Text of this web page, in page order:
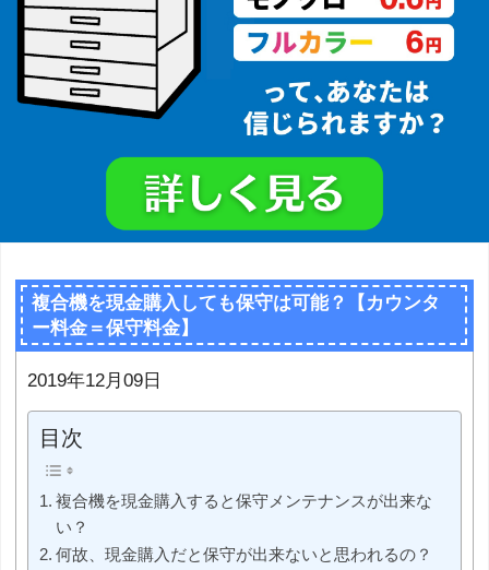
複合機を現金購入しても保守は可能？【カウンタ
ー料金＝保守料金】
2019年12月09日
目次
複合機を現金購入すると保守メンテナンスが出来な
い？
何故、現金購入だと保守が出来ないと思われるの？